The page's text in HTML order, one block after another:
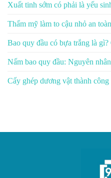
Xuất tinh sớm có phải là yếu
Thẩm mỹ làm to cậu nhỏ an
Bao quy đầu có bựa trắng là
Nấm bao quy đầu: Nguyên
Cấy ghép dương vật thành